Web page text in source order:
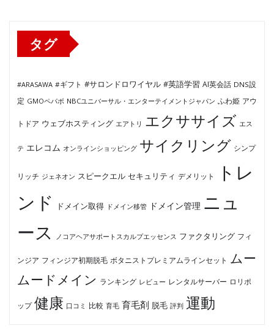
タグ
#ARASAWA #ギフト #サロンドロワイヤル #英語学習 AI英会話 DNS設
定 GMOペパボ NBCユニバーサル・エンターテイメントジャパン ふわ姫 アウ
トドア ウェブホスティング エアトリ エクササイズ エス
テ エレコム オンラインショッピング サイクリング シンプ
リッチ ジェネオン スピークエル セキュリティ デメリット
トレ
ンド
ドメイン取得 ドメイン移管 ドメイン管理 ニュ
ース
ノコアヘアサポートスカルプエッセンス ファクタリング フィ
ンジア フィンジア初期脱毛 ボタニストプレミアムラインセット ムー
ムードメイン ランキング レビュー レンタルサーバー ロリポ
ップ 健康 口コミ 比較 育毛 育毛剤 脱毛 評判 運動